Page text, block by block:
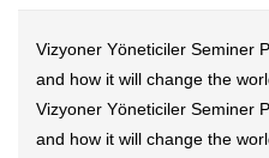
Vizyoner Yöneticiler Seminer
and how it will change the
Vizyoner Yöneticiler Seminer
and how it will change the